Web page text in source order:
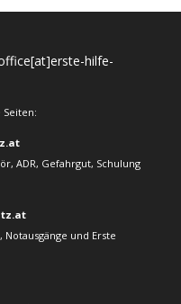
hilfe-
ADR, Gefahrgut, Schulung
und Erste